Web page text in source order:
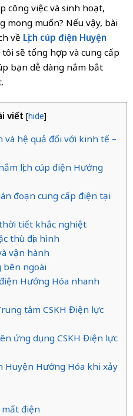
công việc và sinh hoạt,
muốn? Nếu vậy, bài
về Lịch cúp điện Huyện
tôi sẽ tổng hợp và cung cấp
bạn dễ dàng nắm bắt
viết [hide]
hệ quả đối với kinh tế –
lịch cúp điện Hướng
đoạn cung cấp điện tại
tiết khắc nghiệt
thù địa hình
vận hành
bên ngoài
Hướng Hóa nhanh
tâm CSKH Điện lực
ứng dụng CSKH Điện lực
Huyện Hướng Hóa khi xảy
điện